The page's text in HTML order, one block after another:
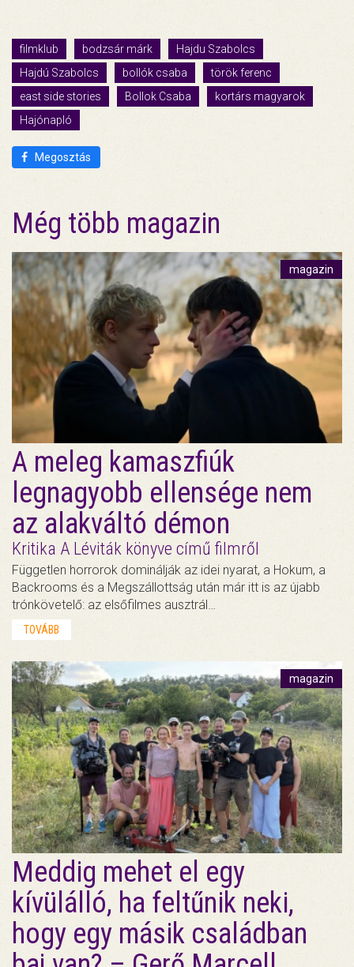
filmklub bodzsár márk
Hajdu Szabolcs
Hajdú Szabolcs
bollók csaba
török ferenc
east side stories
Bollok Csaba
kortárs magyarok
Hajónapló
Megosztás
Még több magazin
magazin
A meleg kamaszfiúk
legnagyobb ellensége nem
az alakváltó démon
Kritika A Léviták könyve című filmről
Független horrorok dominálják az idei nyarat, a Hokum, a
Backrooms és a Megszállottság után már itt is az újabb
trónkövetelő: az elsőfilmes ausztrál…
TOVÁBB
magazin
Meddig mehet el egy
kívülálló, ha feltűnik neki,
hogy egy másik családban